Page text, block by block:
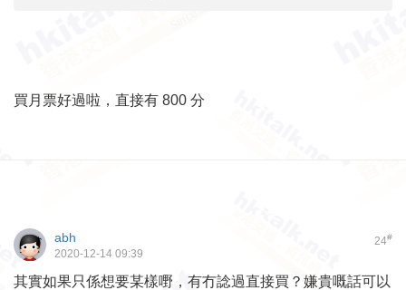
買月票好過啦，直接有 800 分
24#
abh
2020-12-14 09:39
其實如果只係想要某樣嘢，有冇諗過直接買？嫌貴嘅話可以